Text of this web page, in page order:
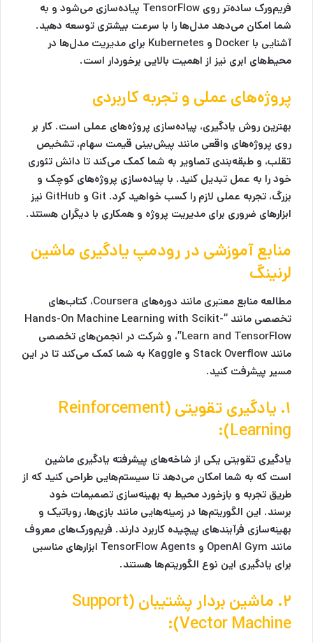
فریم‌ورک ساده‌تر روی TensorFlow پیاده‌سازی می‌شود و به
شما امکان می‌دهد مدل‌ها را با سرعت بیشتری توسعه دهید.
آشنایی با Docker و Kubernetes برای مدیریت مدل‌ها در
محیط‌های ابری نیز از اهمیت بالایی برخوردار است.
پروژه‌های عملی و تجربه کاربردی
بهترین روش یادگیری، پیاده‌سازی پروژه‌های عملی است. کار بر
روی پروژه‌های واقعی مانند پیش‌بینی قیمت سهام، تشخیص
تقلب، و طبقه‌بندی تصاویر به شما کمک می‌کند تا دانش تئوری
خود را به عمل تبدیل کنید. با پیاده‌سازی پروژه‌های کوچک و
بزرگ، تجربه عملی لازم را کسب خواهید کرد. Git و GitHub نیز
ابزارهای ضروری برای مدیریت پروژه و همکاری با دیگران هستند.
منابع آموزشی در رودمپ یادگیری ماشین
لرنینگ
مطالعه منابع معتبری مانند دوره‌های Coursera، کتاب‌های
تخصصی مانند “Hands-On Machine Learning with Scikit-
Learn and TensorFlow”، و شرکت در انجمن‌های تخصصی
مانند Stack Overflow و Kaggle به شما کمک می‌کند تا در این
مسیر پیشرفت کنید.
۱. یادگیری تقویتی (Reinforcement
Learning):
یادگیری تقویتی یکی از شاخه‌های پیشرفته یادگیری ماشین
است که به شما امکان می‌دهد تا سیستم‌هایی طراحی کنید که از
طریق تجربه و بازخورد محیط به بهینه‌سازی تصمیمات خود
برسند. این الگوریتم‌ها در زمینه‌هایی مانند بازی‌ها، روباتیک و
بهینه‌سازی فرآیندهای پیچیده کاربرد دارند. فریم‌ورک‌های معروف
مانند OpenAI Gym و TensorFlow Agents ابزارهای مناسبی
برای یادگیری این نوع الگوریتم‌ها هستند.
۲. ماشین بردار پشتیبان (Support
Vector Machine):